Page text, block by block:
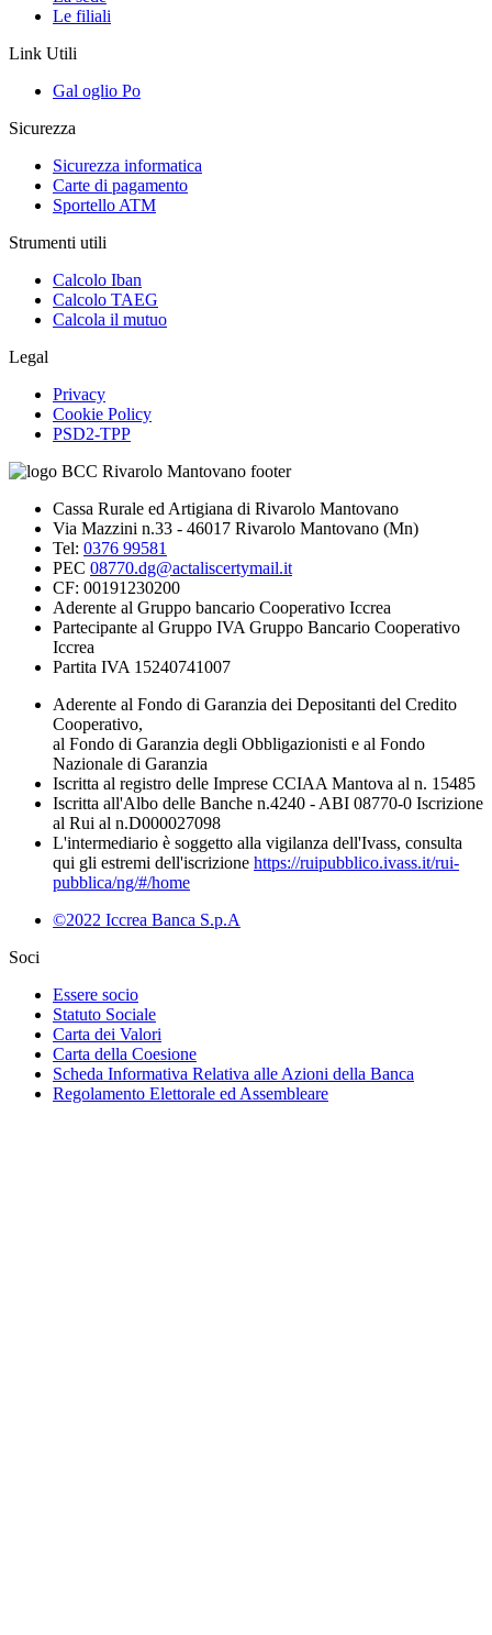
Le filiali
Link Utili
Gal oglio Po
Sicurezza
Sicurezza informatica
Carte di pagamento
Sportello ATM
Strumenti utili
Calcolo Iban
Calcolo TAEG
Calcola il mutuo
Legal
Privacy
Cookie Policy
PSD2-TPP
Cassa Rurale ed Artigiana di Rivarolo Mantovano
Via Mazzini n.33 - 46017 Rivarolo Mantovano (Mn)
Tel: 0376 99581
PEC 08770.dg@actaliscertymail.it
CF: 00191230200
Aderente al Gruppo bancario Cooperativo Iccrea
Partecipante al Gruppo IVA Gruppo Bancario Cooperativo
Iccrea
Partita IVA 15240741007
Aderente al Fondo di Garanzia dei Depositanti del Credito
Cooperativo,
al Fondo di Garanzia degli Obbligazionisti e al Fondo
Nazionale di Garanzia
Iscritta al registro delle Imprese CCIAA Mantova al n. 15485
Iscritta all'Albo delle Banche n.4240 - ABI 08770-0 Iscrizione
al Rui al n.D000027098
L'intermediario è soggetto alla vigilanza dell'Ivass, consulta
qui gli estremi dell'iscrizione https://ruipubblico.ivass.it/rui-
pubblica/ng/#/home
©2022 Iccrea Banca S.p.A
Soci
Essere socio
Statuto Sociale
Carta dei Valori
Carta della Coesione
Scheda Informativa Relativa alle Azioni della Banca
Regolamento Elettorale ed Assembleare